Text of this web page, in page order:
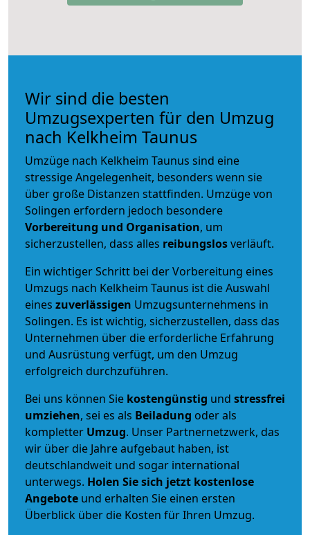
Wir sind die besten
Umzugsexperten für den Umzug
nach Kelkheim Taunus
Umzüge nach Kelkheim Taunus sind eine
stressige Angelegenheit, besonders wenn sie
über große Distanzen stattfinden. Umzüge von
Solingen erfordern jedoch besondere
Vorbereitung und Organisation, um
sicherzustellen, dass alles reibungslosverläuft.
Ein wichtiger Schritt bei der Vorbereitung eines
Umzugs nach Kelkheim Taunus ist die Auswahl
eines zuverlässigen Umzugsunternehmens in
Solingen. Es ist wichtig, sicherzustellen, dass das
Unternehmen über die erforderliche Erfahrung
und Ausrüstung verfügt, um den Umzug
erfolgreich durchzuführen.
Bei uns können Sie kostengünstig und stressfrei
umziehen, sei es als Beiladung oder als
kompletter Umzug. Unser Partnernetzwerk, das
wir über die Jahre aufgebaut haben, ist
deutschlandweit und sogar international
unterwegs. Holen Sie sich jetzt kostenlose
Angebote und erhalten Sie einen ersten
Überblick über die Kosten für Ihren Umzug.